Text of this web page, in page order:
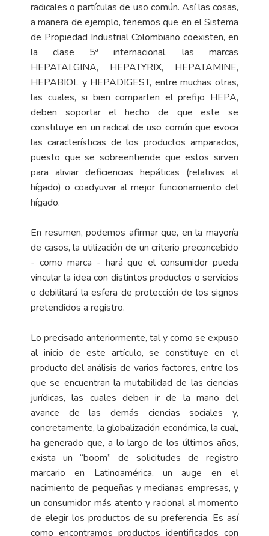
radicales o partículas de uso común. Así las cosas,
a manera de ejemplo, tenemos que en el Sistema
de Propiedad Industrial Colombiano coexisten, en
la clase 5ª internacional, las marcas
HEPATALGINA, HEPATYRIX, HEPATAMINE,
HEPABIOL y HEPADIGEST, entre muchas otras,
las cuales, si bien comparten el prefijo HEPA,
deben soportar el hecho de que este se
constituye en un radical de uso común que evoca
las características de los productos amparados,
puesto que se sobreentiende que estos sirven
para aliviar deficiencias hepáticas (relativas al
hígado) o coadyuvar al mejor funcionamiento del
hígado.
En resumen, podemos afirmar que, en la mayoría
de casos, la utilización de un criterio preconcebido
- como marca - hará que el consumidor pueda
vincular la idea con distintos productos o servicios
o debilitará la esfera de protección de los signos
pretendidos a registro.
Lo precisado anteriormente, tal y como se expuso
al inicio de este artículo, se constituye en el
producto del análisis de varios factores, entre los
que se encuentran la mutabilidad de las ciencias
jurídicas, las cuales deben ir de la mano del
avance de las demás ciencias sociales y,
concretamente, la globalización económica, la cual,
ha generado que, a lo largo de los últimos años,
exista un “boom” de solicitudes de registro
marcario en Latinoamérica, un auge en el
nacimiento de pequeñas y medianas empresas, y
un consumidor más atento y racional al momento
de elegir los productos de su preferencia. Es así
como encontramos productos identificados con